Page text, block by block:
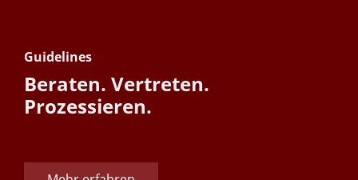
Guidelines
Beraten. Vertreten.
Prozessieren.